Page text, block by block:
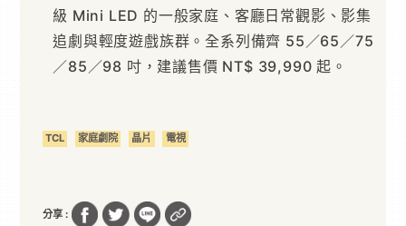
級 Mini LED 的一般家庭、客廳日常觀影、影集
追劇與輕度遊戲族群。全系列備齊 55／65／75
／85／98 吋，建議售價 NT$ 39,990 起。
TCL 家庭劇院 晶片 電視
分享 :